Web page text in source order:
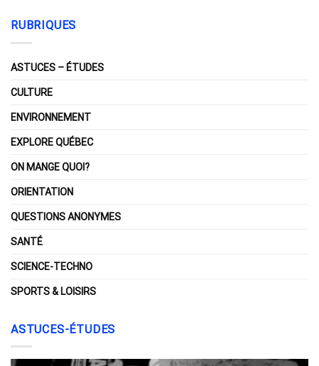
RUBRIQUES
ASTUCES – ÉTUDES
CULTURE
ENVIRONNEMENT
EXPLORE QUÉBEC
ON MANGE QUOI?
ORIENTATION
QUESTIONS ANONYMES
SANTÉ
SCIENCE-TECHNO
SPORTS & LOISIRS
ASTUCES-ÉTUDES